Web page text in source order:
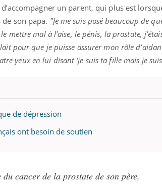
un parent, qui plus est
son papa. "Je me suis posé beaucoup de
mettre mal à l’aise, le pénis, la prostate,
pour que je puisse assurer mon rôle
yeux en lui disant ‘je suis ta fille mais je
de dépression
ont besoin de soutien
cancer de la prostate de son père,